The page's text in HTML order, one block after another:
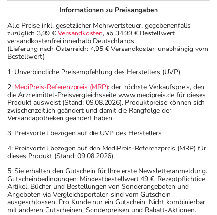
Informationen zu Preisangaben
Alle Preise inkl. gesetzlicher Mehrwertsteuer, gegebenenfalls
zuzüglich 3,99 € Versandkosten, ab 34,99 € Bestellwert
versandkostenfrei innerhalb Deutschlands.
(Lieferung nach Österreich: 4,95 € Versandkosten unabhängig vom
Bestellwert)
1: Unverbindliche Preisempfehlung des Herstellers (UVP)
2: MediPreis-Referenzpreis (MRP): der höchste Verkaufspreis, den
die Arzneimittel-Preisvergleichsseite www.medipreis.de für dieses
Produkt ausweist (Stand: 09.08.2026). Produktpreise können sich
zwischenzeitlich geändert und damit die Rangfolge der
Versandapotheken geändert haben.
3: Preisvorteil bezogen auf die UVP des Herstellers
4: Preisvorteil bezogen auf den MediPreis-Referenzpreis (MRP) für
dieses Produkt (Stand: 09.08.2026).
5: Sie erhalten den Gutschein für Ihre erste Newsletteranmeldung.
Gutscheinbedingungen: Mindestbestellwert 49 €. Rezeptpflichtige
Artikel, Bücher und Bestellungen von Sonderangeboten und
Angeboten via Vergleichsportalen sind vom Gutschein
ausgeschlossen. Pro Kunde nur ein Gutschein. Nicht kombinierbar
mit anderen Gutscheinen, Sonderpreisen und Rabatt-Aktionen.